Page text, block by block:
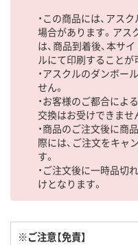
・この商品には、アス
場合があります。アス
は、商品到着後、本サ
ルにて印刷することが
・アスクルのダンボー
せん。
・お客様のご都合によ
交換はお受けできませ
・商品のご注文後に商
際には、ご注文をキャ
す。
・ご注文後に一時品切
けとなります。
※ご注意【免責】